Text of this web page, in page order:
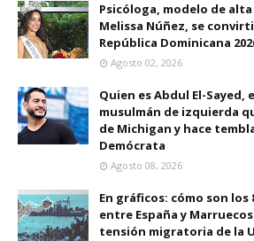
Psicóloga, modelo de
Melissa Núñez, se
República Dominicana
Agosto 02, 2026
Quien es Abdul El-Sayed,
musulmán de izquierda
de Michigan y hace
Demócrata
Agosto 08, 2026
En gráficos: cómo son
entre España y
tensión migratoria de la